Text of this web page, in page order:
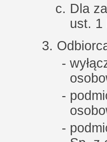
Dla
ust. 1